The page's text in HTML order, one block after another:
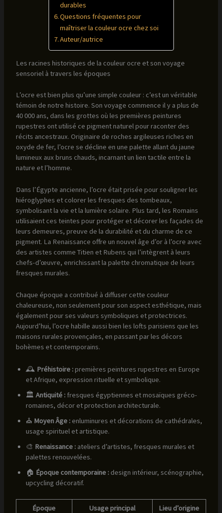
durables
Questions fréquentes pour
maîtriser la couleur ocre chez soi
Auteur/autrice
Les racines historiques de la couleur ocre et son voyage
sensoriel à travers les époques
L’ocre est bien plus qu’une simple couleur : c’est un véritable
témoin de notre histoire. Son voyage commence il y a plus de
40 000 ans, dans les grottes où les premières peintures
rupestres ont utilisé ce pigment naturel pour raconter des
récits ancestraux. Originaire de roches argileuses riches en
oxyde de fer, l’ocre se décline en une palette allant du jaune
lumineux aux bruns chauds, incarnant un lien tactile entre la
nature et l’homme.
Dans l’Égypte ancienne, l’ocre était prisée pour souligner les
hiéroglyphes et colorer les fresques des tombeaux,
symbolisant la vie et la lumière solaire. Plus tard, les Romains
utilisaient ces teintes pour protéger et décorer les façades de
leurs demeures, preuve de la durabilité et du charme de ce
pigment. La Renaissance offre un nouvel âge d’or à l’ocre avec
des artistes comme Titien et Rubens qui l’intègrent à leurs
chefs-d’œuvre, enrichissant la palette chromatique de leurs
fresques murales.
Chaque époque a contribué à diffuser cette couleur
chaleureuse, non seulement pour son aspect esthétique, mais
également pour ses valeurs symboliques et protectrices.
Aujourd’hui, l’ocre habille aussi bien les lofts parisiens que les
maisons rurales provençales, en passant par les décors
bohèmes et contemporains.
🕰️ Préhistoire :premières peintures rupestres en Europe
et Afrique, expression rituelle et symbolique.
🏛️ Antiquité :fresques égyptiennes et mosaïques gréco-
romaines, décor et protection architecturale.
⛪ Moyen Âge :enluminures et décorations de cathédrales,
usage spirituel et artistique.
🎨 Renaissance :ateliers d’artistes, fresques murales et
palettes renouvelées.
🏠 Époque contemporaine :design intérieur, scénographie,
upcycling décoratif.
Époque Usage principal Lieu d’origine